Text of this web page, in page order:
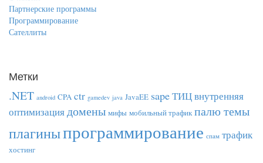
Партнерские программы
Программирование
Сателлиты
Метки
.NET android CPA ctr gamedev java JavaEE sapeТИЦвнутренняя
оптимизациядомены мифы мобильный трафик палю темы
плагиныпрограммирование спам трафик
хостинг